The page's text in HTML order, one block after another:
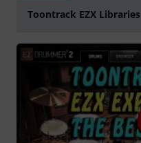
Toontrack EZX